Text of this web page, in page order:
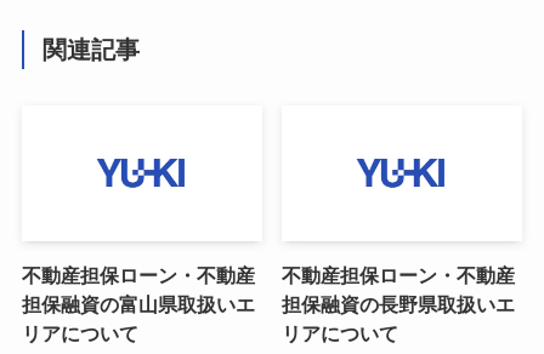
関連記事
不動産担保ローン・不動産
担保融資の富山県取扱いエ
リアについて
不動産担保ローン・不動産
担保融資の長野県取扱いエ
リアについて